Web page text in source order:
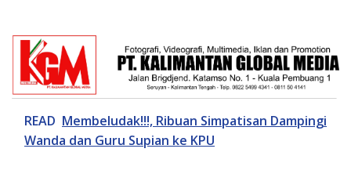
READ Membeludak!!!, Ribuan Simpatisan Dampingi
Wanda dan Guru Supian ke KPU